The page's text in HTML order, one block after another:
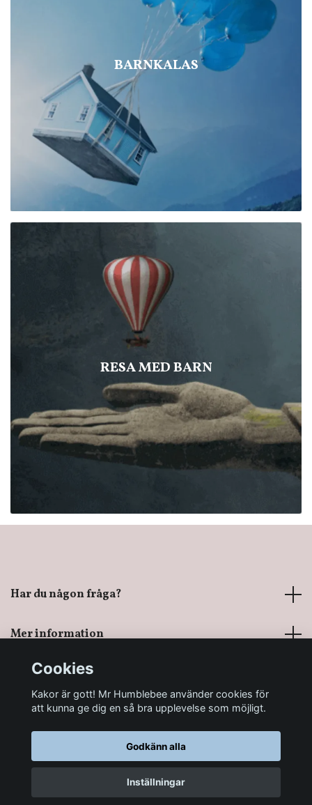
BARNKALAS
RESA MED BARN
Har du någon fråga?
Mer information
Sociala medier
© 2026 Mr Humblebee - En magisk leksaksbutik
Cookies
Kakor är gott! Mr Humblebee använder cookies för
att kunna ge dig en så bra upplevelse som möjligt.
Godkänn alla
Inställningar